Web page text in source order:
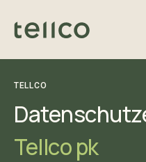
TELLCO
Tellco pk